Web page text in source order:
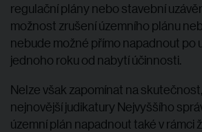
regulační plány nebo stavební
možnost zrušení územního plánu
nebude možné přímo napadnout po
jednoho roku od nabytí účinnosti.
Nelze však zapomínat na
nejnovější judikatury Nejvyššího
územní plán napadnout také v rámci